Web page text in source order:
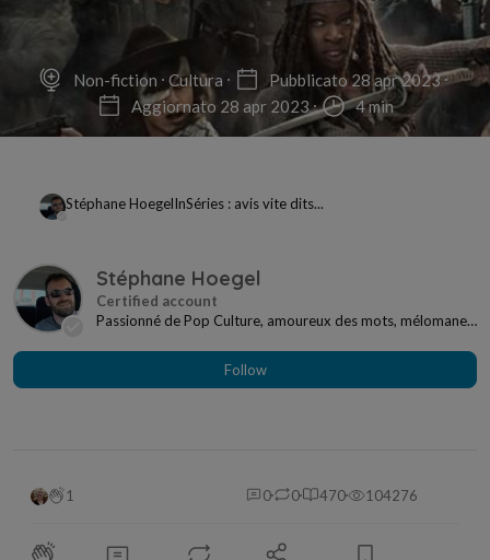
Non-fiction Cultura
Pubblicato 28 apr 2023
Aggiornato 28 apr 2023
4 min
Stéphane HoegelInSéries : avis vite dits...
Stéphane Hoegel
Passionné de Pop Culture, amoureux des mots, mélomane
Follow
1 0 0 470 104276